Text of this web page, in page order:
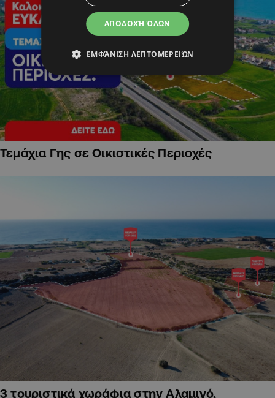
Τεμάχια Γης σε Οικιστικές Περιοχές
3 τουριστικά χωράφια στην Αλαμινό,
ΑΠΟΔΟΧΉ ΌΛΩΝ
ΕΜΦΆΝΙΣΗ ΛΕΠΤΟΜΕΡΕΙΏΝ